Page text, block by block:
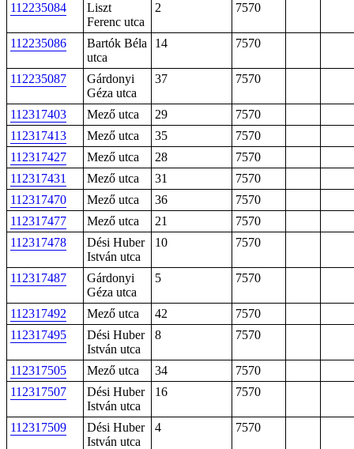
112235084
Liszt
Ferenc utca
2 7570
112235086
Bartók Béla
utca
14 7570
112235087
Gárdonyi
Géza utca
37 7570
112317403 Mező utca 29
7570
112317413
Mező utca 35
7570
112317427
Mező utca 28
7570
112317431
Mező utca 31
7570
112317470
Mező utca 36
7570
112317477
Mező utca 21
7570
112317478
Dési Huber
István utca
10 7570
112317487
Gárdonyi
Géza utca
5 7570
112317492 Mező utca 42
7570
112317495
Dési Huber
István utca
8 7570
112317505 Mező utca 34
7570
112317507
Dési Huber
István utca
16 7570
112317509
Dési Huber
István utca
4 7570